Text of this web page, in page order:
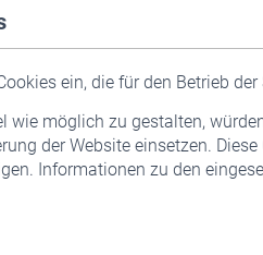
ein, die für den Betrieb
wie möglich zu gestalten,
der Website einsetzen.
Informationen zu den